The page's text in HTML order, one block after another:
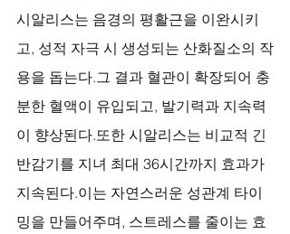
시알리스는 음경의 평활근을 이완시키
고, 성적 자극 시 생성되는 산화질소의 작
용을 돕는다.그 결과 혈관이 확장되어 충
분한 혈액이 유입되고, 발기력과 지속력
이 향상된다.또한 시알리스는 비교적 긴
반감기를 지녀 최대 36시간까지 효과가
지속된다.이는 자연스러운 성관계 타이
밍을 만들어주며, 스트레스를 줄이는 효